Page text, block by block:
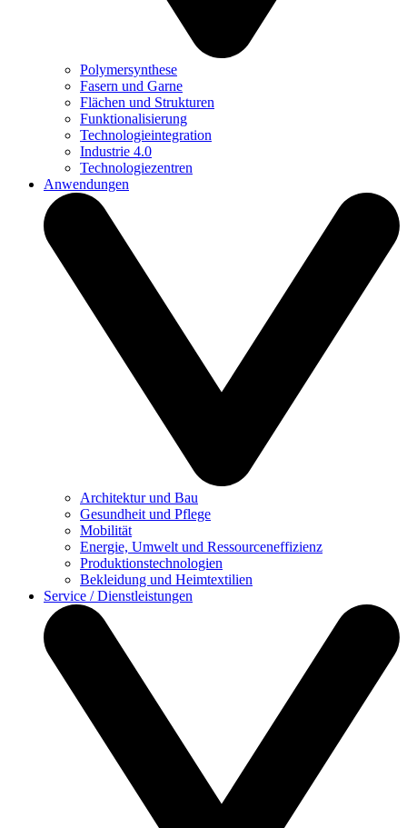
Polymersynthese
Fasern und Garne
Flächen und Strukturen
Funktionalisierung
Technologieintegration
Industrie 4.0
Technologiezentren
Anwendungen
Architektur und Bau
Gesundheit und Pflege
Mobilität
Energie, Umwelt und Ressourceneffizienz
Produktionstechnologien
Bekleidung und Heimtextilien
Service / Dienstleistungen